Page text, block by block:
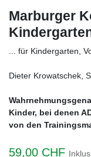
Marburger
... für Kindergarten,
Dieter Krowatschek,
Kinder, bei denen
von den
59,00 CHF